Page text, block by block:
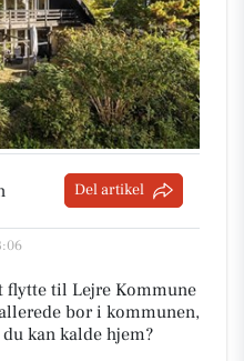
Del artikel
flytte til Lejre Kommune
bor i kommunen,
kan kalde hjem?